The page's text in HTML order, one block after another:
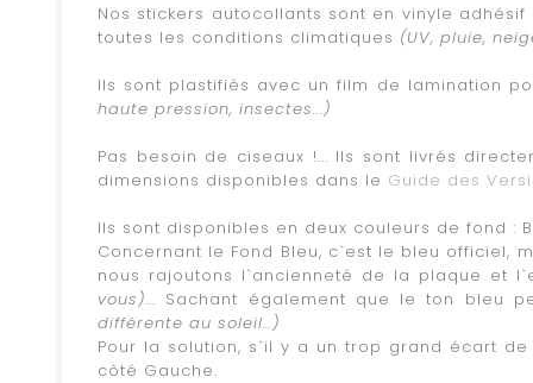
Nos stickers autocollants sont en vinyle
toutes les conditions climatiques (UV, pluie,
Ils sont plastifiés avec un film de lamination
haute pression, insectes...)
Pas besoin de ciseaux !... Ils sont livrés
dimensions disponibles dans le Guide des
Ils sont disponibles en deux couleurs de fond :
Concernant le Fond Bleu, c`est le bleu officiel,
nous rajoutons l`ancienneté de la plaque et
vous)... Sachant également que le ton bleu
différente au soleil…)
Pour la solution, s`il y a un trop grand écart
côté Gauche.